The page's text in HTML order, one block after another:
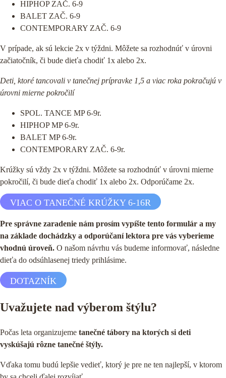
HIPHOP ZAČ. 6-9
BALET ZAČ. 6-9
CONTEMPORARY ZAČ. 6-9
V prípade, ak sú lekcie 2x v týždni. Môžete sa rozhodnúť v úrovni
začiatočník, či bude dieťa chodiť 1x alebo 2x.
Deti, ktoré tancovali v tanečnej prípravke 1,5 a viac roka pokračujú v
úrovni mierne pokročilí
SPOL. TANCE MP 6-9r.
HIPHOP MP 6-9r.
BALET MP 6-9r.
CONTEMPORARY ZAČ. 6-9r.
Krúžky sú vždy 2x v týždni. Môžete sa rozhodnúť v úrovni mierne
pokročilí, či bude dieťa chodiť 1x alebo 2x. Odporúčame 2x.
VIAC O TANEČNÉ KRÚŽKY 6-16R
Pre správne zaradenie nám prosím vypíšte tento formulár a my
na základe dochádzky a odporúčaní lektora pre vás vyberieme
vhodnú úroveň. O našom návrhu vás budeme informovať, následne
dieťa do odsúhlasenej triedy prihlásime.
DOTAZNÍK
Uvažujete nad výberom štýlu?
Počas leta organizujeme tanečné tábory na ktorých si deti
vyskúšajú rôzne tanečné štýly.
Vďaka tomu budú lepšie vedieť, ktorý je pre ne ten najlepší, v ktorom